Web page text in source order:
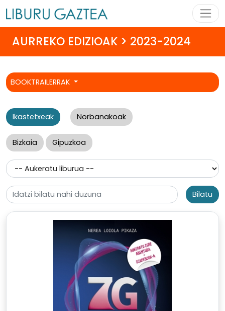
AURREKO EDIZIOAK > 2023-2024
BOOKTRAILERRAK
Ikastetxeak Norbanakoak
Bizkaia Gipuzkoa
Bilatu